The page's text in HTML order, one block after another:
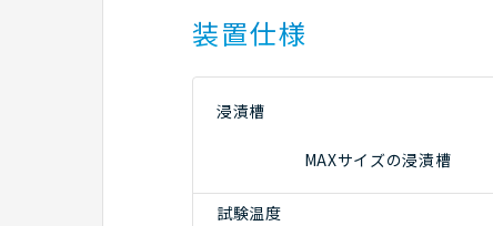
装置仕様
浸漬槽
MAXサイズの浸漬槽
試験温度